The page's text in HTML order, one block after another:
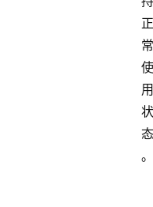
正
常
使
用
状
态
。